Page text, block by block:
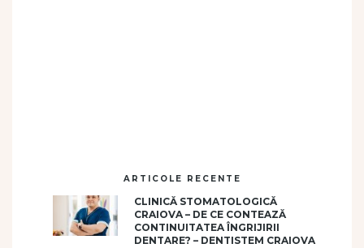
ARTICOLE RECENTE
CLINICĂ STOMATOLOGICĂ
CRAIOVA – DE CE CONTEAZĂ
CONTINUITATEA ÎNGRIJIRII
DENTARE? – DENTISTEM CRAIOVA